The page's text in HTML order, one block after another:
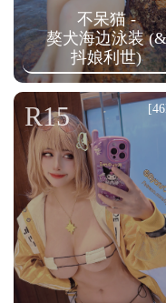
不呆猫 -
獒犬海边泳装 (&
抖娘利世)
R15